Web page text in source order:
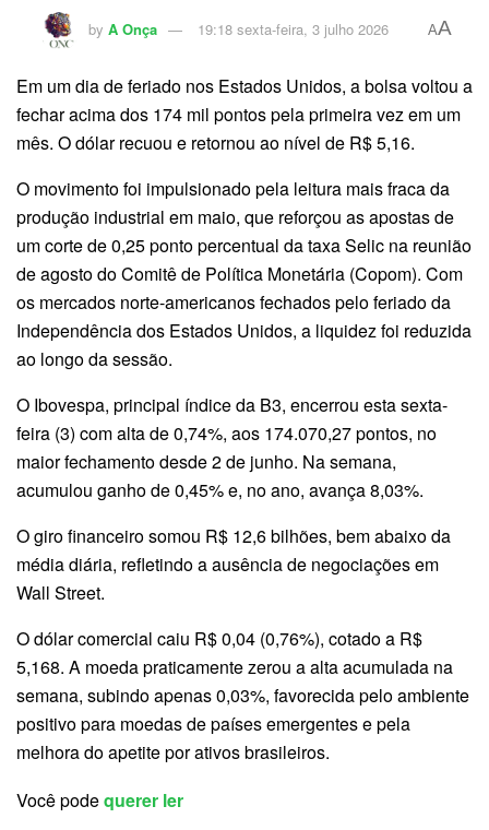
by A Onça 19:18 sexta-feira, 3 julho 2026 AA
Em um dia de feriado nos Estados Unidos, a bolsa voltou a
fechar acima dos 174 mil pontos pela primeira vez em um
mês. O dólar recuou e retornou ao nível de R$ 5,16.
O movimento foi impulsionado pela leitura mais fraca da
produção industrial em maio, que reforçou as apostas de
um corte de 0,25 ponto percentual da taxa Selic na reunião
de agosto do Comitê de Política Monetária (Copom). Com
os mercados norte-americanos fechados pelo feriado da
Independência dos Estados Unidos, a liquidez foi reduzida
ao longo da sessão.
O Ibovespa, principal índice da B3, encerrou esta sexta-
feira (3) com alta de 0,74%, aos 174.070,27 pontos, no
maior fechamento desde 2 de junho. Na semana,
acumulou ganho de 0,45% e, no ano, avança 8,03%.
O giro financeiro somou R$ 12,6 bilhões, bem abaixo da
média diária, refletindo a ausência de negociações em
Wall Street.
O dólar comercial caiu R$ 0,04 (0,76%), cotado a R$
5,168. A moeda praticamente zerou a alta acumulada na
semana, subindo apenas 0,03%, favorecida pelo ambiente
positivo para moedas de países emergentes e pela
melhora do apetite por ativos brasileiros.
Você podequerer ler